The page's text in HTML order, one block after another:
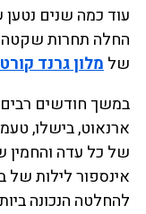
עוד כמה שנים
החלה תחרות
שלמלון גרנד
במשך חודשים
ארנאוט, בישלו,
של כל עדה והחמין
אינספור לילות של
להחלטה הנכונה